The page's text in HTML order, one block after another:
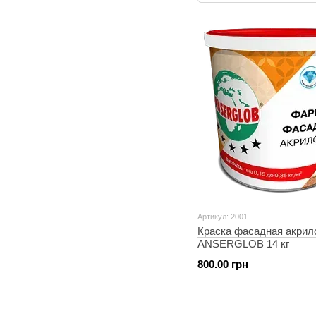
Артикул: 2001
Краска фасадная
ANSERGLOB 14 кг
800.00 грн